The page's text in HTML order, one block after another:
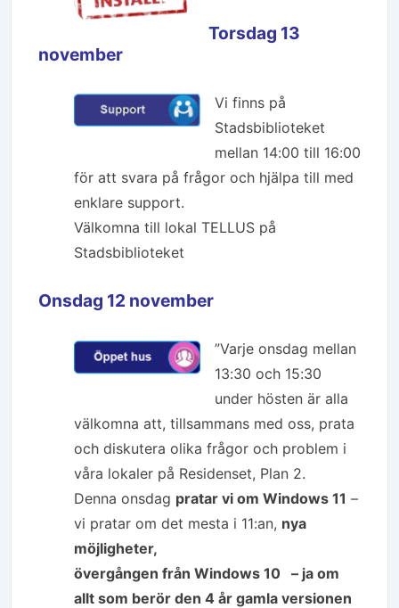
Torsdag 13
november
Vi finns på
Stadsbiblioteket
mellan 14:00 till 16:00
för att svara på frågor och hjälpa till med
enklare support.
Välkomna till lokal TELLUS på
Stadsbiblioteket
Onsdag 12 november
”Varje onsdag mellan
13:30 och 15:30
under hösten är alla
välkomna att, tillsammans med oss, prata
och diskutera olika frågor och problem i
våra lokaler på Residenset, Plan 2.
Denna onsdag pratar vi om Windows 11 –
vi pratar om det mesta i 11:an, nya
möjligheter,
övergången från Windows 10 – ja om
allt som berör den 4 år gamla versionen